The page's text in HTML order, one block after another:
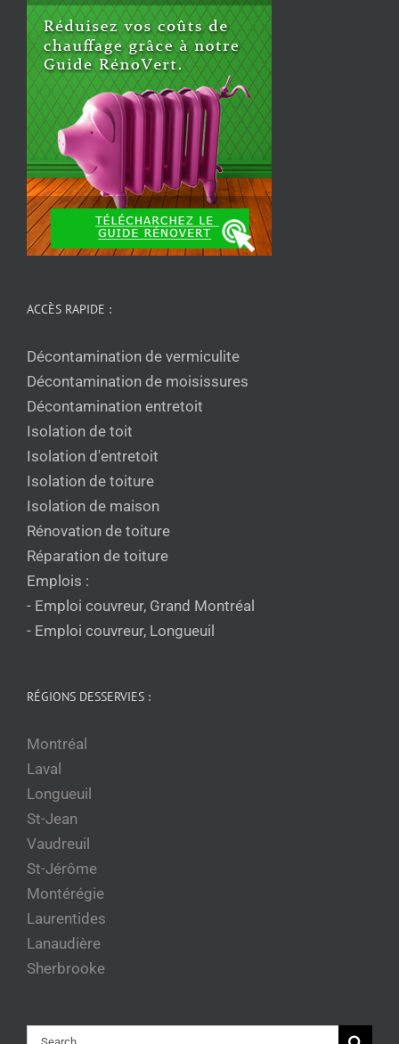
ACCÈS RAPIDE :
Décontamination de vermiculite
Décontamination de moisissures
Décontamination entretoit
Isolation de toit
Isolation d'entretoit
Isolation de toiture
Isolation de maison
Rénovation de toiture
Réparation de toiture
Emplois :
- Emploi couvreur, Grand Montréal
- Emploi couvreur, Longueuil
RÉGIONS DESSERVIES :
Montréal
Laval
Longueuil
St-Jean
Vaudreuil
St-Jérôme
Montérégie
Laurentides
Lanaudière
Sherbrooke
Rechercher